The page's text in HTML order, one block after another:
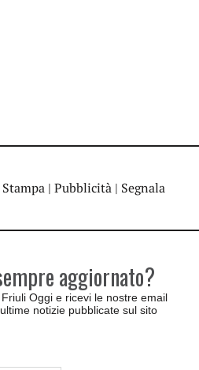
| Pubblicità | Segnala
aggiornato?
Oggi e ricevi le nostre email
notizie pubblicate sul sito